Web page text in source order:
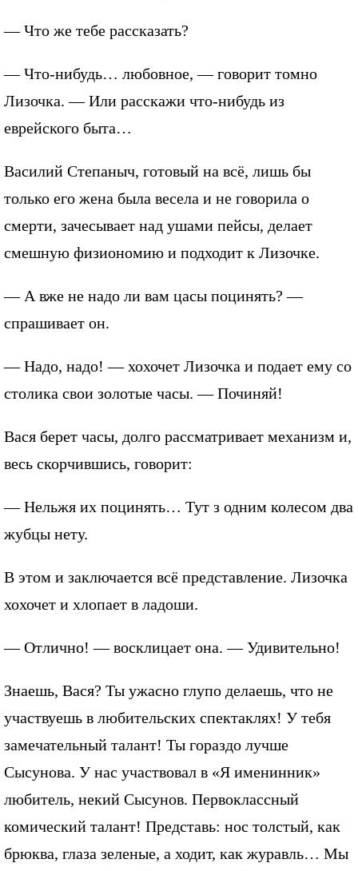
— Что же тебе рассказать?
— Что-нибудь… любовное, — говорит томно
Лизочка. — Или расскажи что-нибудь из
еврейского быта…
Василий Степаныч, готовый на всё, лишь бы
только его жена была весела и не говорила о
смерти, зачесывает над ушами пейсы, делает
смешную физиономию и подходит к Лизочке.
— А вже не надо ли вам цасы поцинять? —
спрашивает он.
— Надо, надо! — хохочет Лизочка и подает ему со
столика свои золотые часы. — Починяй!
Вася берет часы, долго рассматривает механизм и,
весь скорчившись, говорит:
— Нельжя их поцинять… Тут з одним колесом два
жубцы нету.
В этом и заключается всё представление. Лизочка
хохочет и хлопает в ладоши.
— Отлично! — восклицает она. — Удивительно!
Знаешь, Вася? Ты ужасно глупо делаешь, что не
участвуешь в любительских спектаклях! У тебя
замечательный талант! Ты гораздо лучше
Сысунова. У нас участвовал в «Я именинник»
любитель, некий Сысунов. Первоклассный
комический талант! Представь: нос толстый, как
брюква, глаза зеленые, а ходит, как журавль… Мы